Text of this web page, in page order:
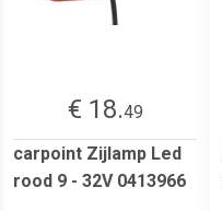
€ 18.49
carpoint Zijlamp Led
rood 9 - 32V 0413966